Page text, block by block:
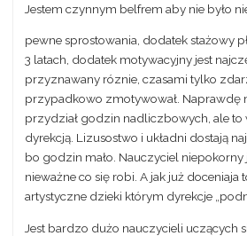
Jestem czynnym belfrem aby nie było
pewne sprostowania, dodatek stażowy
3 latach, dodatek motywacyjny jest
przyznawany róznie, czasami tylko
przypadkowo zmotywował. Naprawdę
przydział godzin nadliczbowych, ale to
dyrekcją. Lizusostwo i układni dostają
bo godzin mało. Nauczyciel niepokorny
nieważne co się robi. A jak już doceniaja
artystyczne dzieki którym dyrekcje
Jest bardzo dużo nauczycieli uczących